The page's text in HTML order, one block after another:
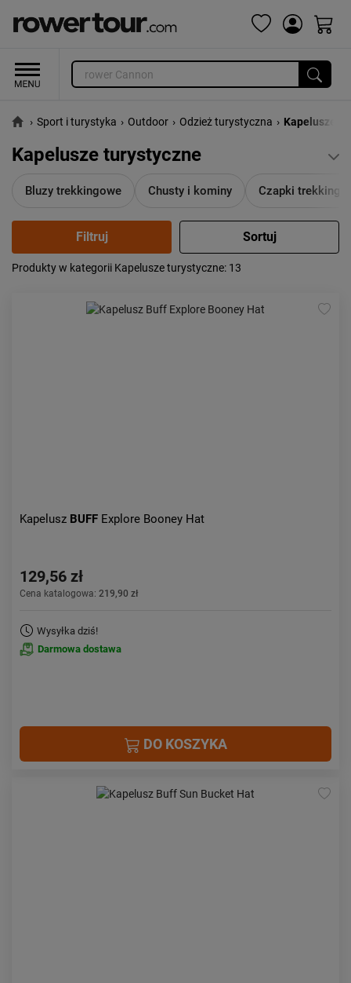
› Sport i turystyka › Outdoor › Odzież turystyczna › Kapelusze
Kapelusze turystyczne
Bluzy trekkingowe Chusty i kominy Czapki
Popularność:
od najwyższej
Produkty w kategorii Kapelusze turystyczne: 13
Kapelusz BUFF Explore Booney Hat
129,56 zł
Cena katalogowa: 219,90 zł
Wysyłka dziś!
Darmowa dostawa
DO KOSZYKA